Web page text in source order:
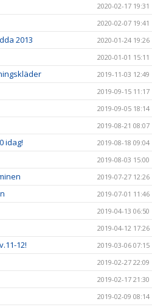
2020-02-17 19:31
2020-02-07 19:41
2013 2020-01-24 19:26
2020-01-01 15:11
2019-11-03 12:49
2019-09-15 11:17
2019-09-05 18:14
2019-08-21 08:07
idag! 2019-08-18 09:04
2019-08-03 15:00
2019-07-27 12:26
2019-07-01 11:46
2019-04-13 06:50
2019-04-12 17:26
12! 2019-03-06 07:15
2019-02-27 22:09
2019-02-17 21:30
2019-02-09 08:14